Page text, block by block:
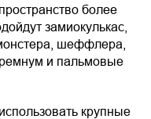
более
замиокулькас,
шеффлера,
и пальмовые
крупные